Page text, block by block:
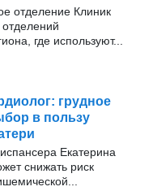
отделение Клиник
где используют...
грудное
в пользу
Екатерина
снижать риск